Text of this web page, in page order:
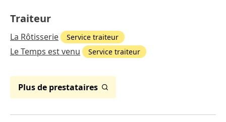
Traiteur
La Rôtisserie Service traiteur
Le Temps est venu Service traiteur
Plus de prestataires